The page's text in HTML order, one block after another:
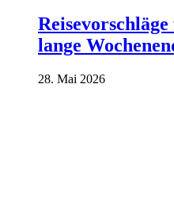
lange
28. Mai 2026